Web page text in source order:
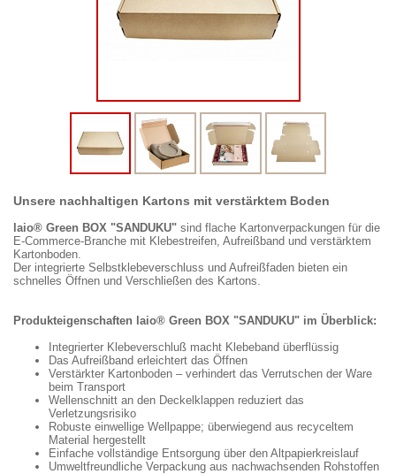
Unsere nachhaltigen Kartons mit verstärktem Boden
laio® Green BOX "SANDUKU" sind flache Kartonverpackungen für die
E-Commerce-Branche mit Klebestreifen, Aufreißband und verstärktem
Kartonboden.
Der integrierte Selbstklebeverschluss und Aufreißfaden bieten ein
schnelles Öffnen und Verschließen des Kartons.
Produkteigenschaften laio® Green BOX "SANDUKU" im Überblick:
Integrierter Klebeverschluß macht Klebeband überflüssig
Das Aufreißband erleichtert das Öffnen
Verstärkter Kartonboden – verhindert das Verrutschen der Ware
beim Transport
Wellenschnitt an den Deckelklappen reduziert das
Verletzungsrisiko
Robuste einwellige Wellpappe; überwiegend aus recyceltem
Material hergestellt
Einfache vollständige Entsorgung über den Altpapierkreislauf
Umweltfreundliche Verpackung aus nachwachsenden Rohstoffen